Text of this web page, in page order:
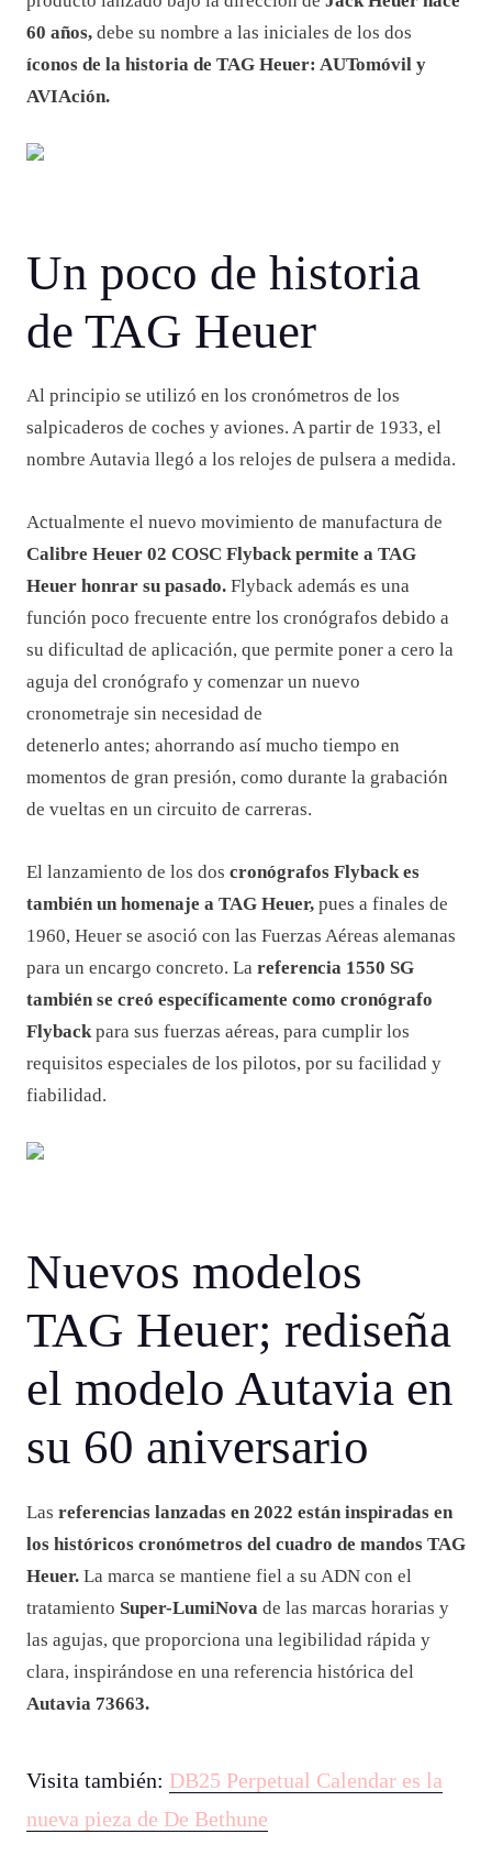
60 años, debe su nombre a las iniciales de los dos
íconos de la historia de TAG Heuer: AUTomóvil y
AVIAción.
Un poco de historia
de TAG Heuer
Al principio se utilizó en los cronómetros de los
salpicaderos de coches y aviones. A partir de 1933, el
nombre Autavia llegó a los relojes de pulsera a medida.
Actualmente el nuevo movimiento de manufactura de
Calibre Heuer 02 COSC Flyback permite a TAG
Heuer honrar su pasado. Flyback además es una
función poco frecuente entre los cronógrafos debido a
su dificultad de aplicación, que permite poner a cero la
aguja del cronógrafo y comenzar un nuevo
cronometraje sin necesidad de
detenerlo antes; ahorrando así mucho tiempo en
momentos de gran presión, como durante la grabación
de vueltas en un circuito de carreras.
El lanzamiento de los dos cronógrafos Flyback es
también un homenaje a TAG Heuer, pues a finales de
1960, Heuer se asoció con las Fuerzas Aéreas alemanas
para un encargo concreto. La referencia 1550 SG
también se creó específicamente como cronógrafo
Flybackpara sus fuerzas aéreas, para cumplir los
requisitos especiales de los pilotos, por su facilidad y
fiabilidad.
Nuevos modelos
TAG Heuer; rediseña
el modelo Autavia en
su 60 aniversario
Las referencias lanzadas en 2022 están inspiradas en
los históricos cronómetros del cuadro de mandos TAG
Heuer. La marca se mantiene fiel a su ADN con el
tratamiento Super-LumiNova de las marcas horarias y
las agujas, que proporciona una legibilidad rápida y
clara, inspirándose en una referencia histórica del
Autavia 73663.
Visita también: DB25 Perpetual Calendar es la
nueva pieza de De Bethune